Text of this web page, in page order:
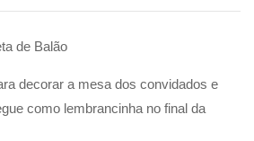
de Balão
decorar a mesa dos convidados e
como lembrancinha no final da